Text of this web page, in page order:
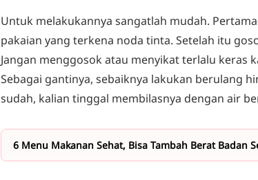
Untuk melakukannya sangatlah mudah.
pakaian yang terkena noda tinta. Setelah itu
Jangan menggosok atau menyikat terlalu keras
Sebagai gantinya, sebaiknya lakukan berulang
sudah, kalian tinggal membilasnya dengan air
6 Menu Makanan Sehat, Bisa Tambah Berat Badan